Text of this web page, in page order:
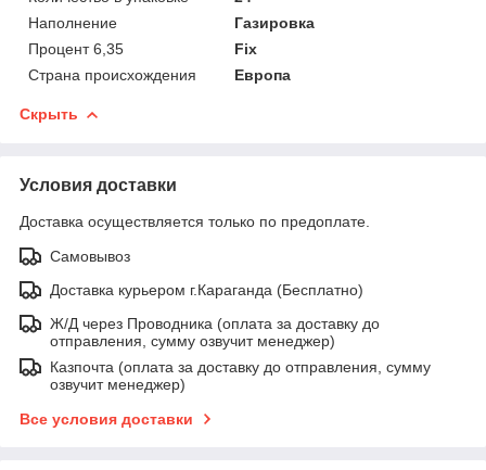
Наполнение
Газировка
Процент 6,35
Fix
Страна происхождения
Европа
Скрыть
Условия доставки
Доставка осуществляется только по предоплате.
Самовывоз
Доставка курьером г.Караганда (Бесплатно)
Ж/Д через Проводника (оплата за доставку до
отправления, сумму озвучит менеджер)
Казпочта (оплата за доставку до отправления, сумму
озвучит менеджер)
Все условия доставки